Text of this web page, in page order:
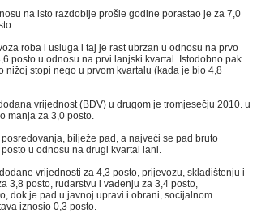
na isto razdoblje prošle godine porastao je za 7,0
roba i usluga i taj je rast ubrzan u odnosu na prvo
posto u odnosu na prvi lanjski kvartal. Istodobno pak
stopi nego u prvom kvartalu (kada je bio 4,8
vrijednost (BDV) u drugom je tromjesečju 2010. u
manja za 3,0 posto.
bilježe pad, a najveći se pad bruto
u odnosu na drugi kvartal lani.
vrijednosti za 4,3 posto, prijevozu, skladištenju i
3,8 posto, rudarstvu i vađenju za 3,4 posto,
dok je pad u javnoj upravi i obrani, socijalnom
iznosio 0,3 posto.